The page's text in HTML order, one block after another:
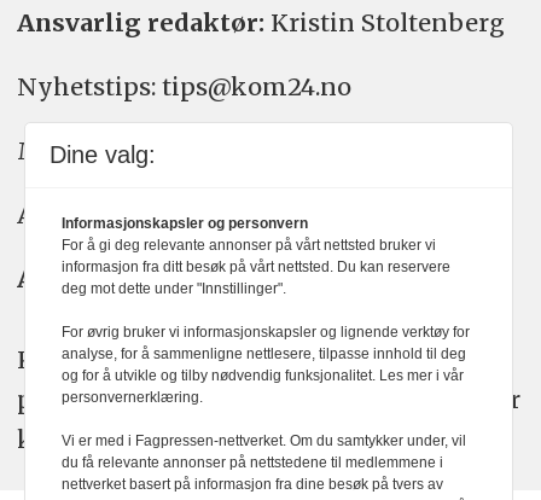
Ansvarlig redaktør: Kristin Stoltenberg
Nyhetstips: tips@kom24.no
Meninger: meninger@kom24.no
Annonse: annonse@watchmedia.no
Abonnement:kom24@watchmedia.no
KOM24 arbeider etter Vær Varsom-
plakatens regler for god presseskikk. Her
kan du lese mer omPFUsarbeid.
Dine valg:
Informasjonskapsler og personvern
For å gi deg relevante annonser på vårt nettsted bruker vi
informasjon fra ditt besøk på vårt nettsted. Du kan reservere
deg mot dette under "Innstillinger".
For øvrig bruker vi informasjonskapsler og lignende verktøy for
analyse, for å sammenligne nettlesere, tilpasse innhold til deg
og for å utvikle og tilby nødvendig funksjonalitet. Les mer i vår
personvernerklæring.
Vi er med i Fagpressen-nettverket. Om du samtykker under, vil
du få relevante annonser på nettstedene til medlemmene i
nettverket basert på informasjon fra dine besøk på tvers av